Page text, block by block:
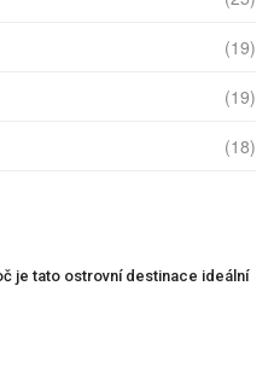
(19)
(19)
(18)
je tato ostrovní destinace ideální